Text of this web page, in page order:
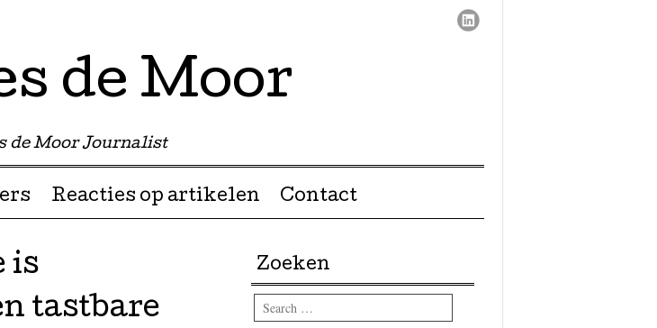
de Moor
de Moor Journalist
Reacties op artikelen Contact
is
tastbare
Zoeken
Search